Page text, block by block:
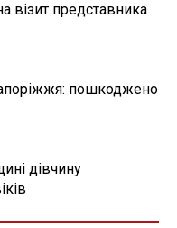
візит представника
пошкоджено
дівчину